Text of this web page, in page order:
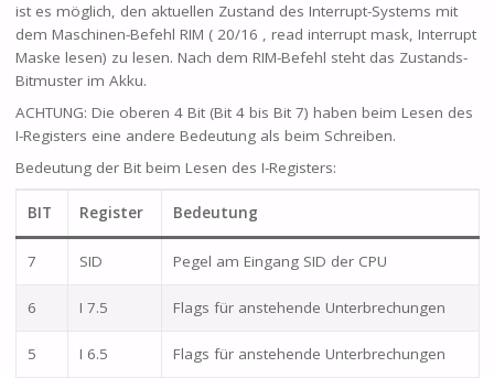
ist es möglich, den aktuellen Zustand des Interrupt-Systems mit
dem Maschinen-Befehl RIM ( 20/16 , read interrupt mask, Interrupt
Maske lesen) zu lesen. Nach dem RIM-Befehl steht das Zustands-
Bitmuster im Akku.
ACHTUNG: Die oberen 4 Bit (Bit 4 bis Bit 7) haben beim Lesen des
I-Registers eine andere Bedeutung als beim Schreiben.
Bedeutung der Bit beim Lesen des I-Registers:
BIT Register Bedeutung
7 SID Pegel am Eingang SID der CPU
6 I 7.5 Flags für anstehende Unterbrechungen
5 I 6.5 Flags für anstehende Unterbrechungen